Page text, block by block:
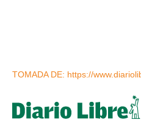
TOMADA DE: https://